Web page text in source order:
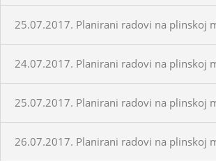
25.07.2017. Planirani radovi na plinskoj
24.07.2017. Planirani radovi na plinskoj
25.07.2017. Planirani radovi na plinskoj
26.07.2017. Planirani radovi na plinskoj